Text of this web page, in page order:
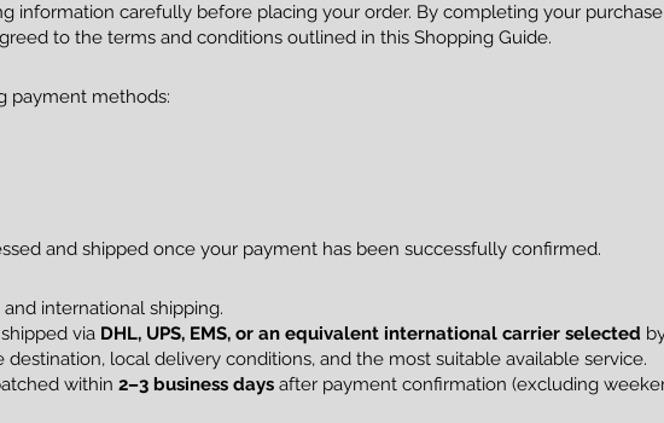
information carefully before placing your order. By completing your
to the terms and conditions outlined in this Shopping Guide.
payment methods:
and shipped once your payment has been successfully confirmed.
international shipping.
via DHL, UPS, EMS, or an equivalent international carrier selected
destination, local delivery conditions, and the most suitable available service.
within 2–3 business days after payment confirmation (excluding